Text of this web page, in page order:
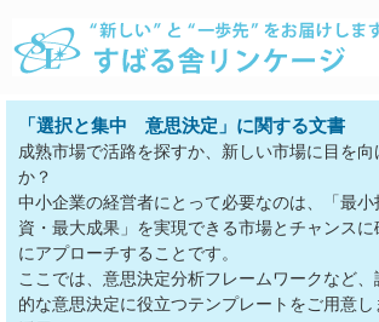
「選択と集中 意思決定」に関する文書
成熟市場で活路を探すか、新しい市場に目を向
か？
中小企業の経営者にとって必要なのは、「最小
資・最大成果」を実現できる市場とチャンスに
にアプローチすることです。
ここでは、意思決定分析フレームワークなど、
的な意思決定に役立つテンプレートをご用意